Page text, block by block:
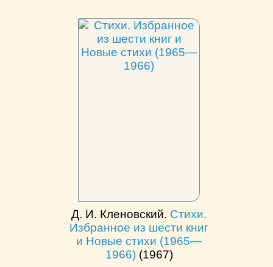
Д. И. Кленовский. Стихи.
Избранное из шести книг
и Новые стихи (1965—
1966) (1967)